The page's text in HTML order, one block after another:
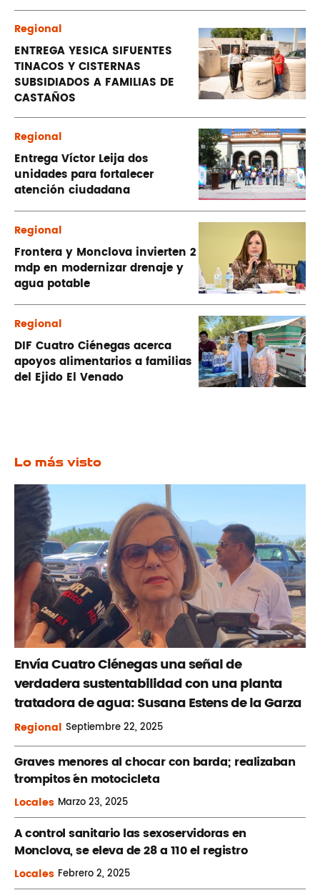
Regional
ENTREGA YESICA SIFUENTES
TINACOS Y CISTERNAS
SUBSIDIADOS A FAMILIAS DE
CASTAÑOS
Regional
Entrega Víctor Leija dos
unidades para fortalecer
atención ciudadana
Regional
Frontera y Monclova invierten 2
mdp en modernizar drenaje y
agua potable
Regional
DIF Cuatro Ciénegas acerca
apoyos alimentarios a familias
del Ejido El Venado
Lo más visto
Envía Cuatro Ciénegas una señal de
verdadera sustentabilidad con una planta
tratadora de agua: Susana Estens de la Garza
Regional Septiembre22, 2025
Graves menores al chocar con barda; realizaban
´trompitos ´en motocicleta
Locales Marzo23, 2025
A control sanitario las sexoservidoras en
Monclova, se eleva de 28 a 110 el registro
Locales Febrero2, 2025